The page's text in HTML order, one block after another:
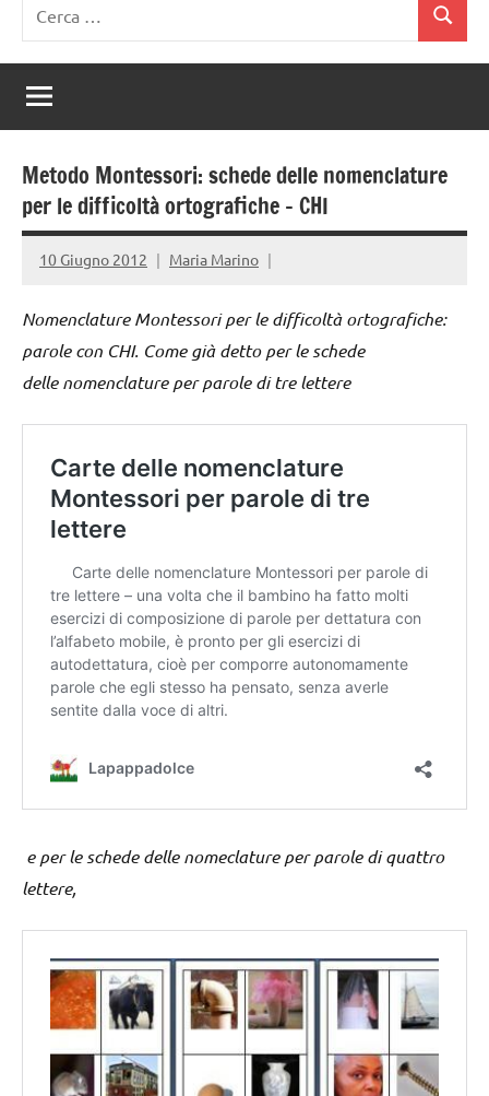
per:
Cerca
Metodo Montessori: schede delle nomenclature
per le difficoltà ortografiche – CHI
10 Giugno 2012 Maria Marino
Nomenclature Montessori per le difficoltà ortografiche:
parole con CHI. Come già detto per le schede
delle nomenclature per parole di tre lettere
e per le schede delle nomeclature per parole di quattro
lettere,